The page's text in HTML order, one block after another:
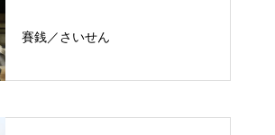
賽銭／さいせん